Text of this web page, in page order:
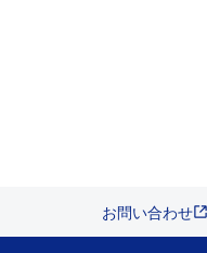
お問い合わせ